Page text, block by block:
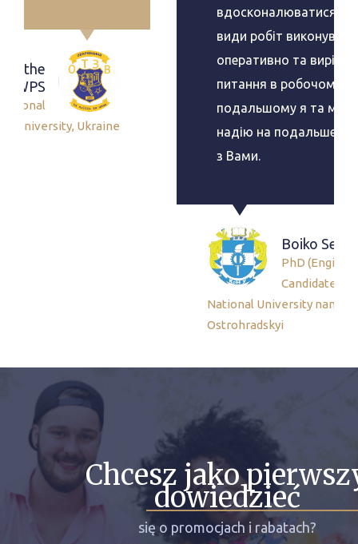
Ramzia Nurullovna Valiullina
Almaty, Kazakhstan
Chcesz jako
dowiedzieć
się o promocjach i rabatach?